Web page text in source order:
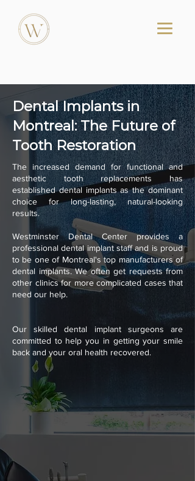
Dental Implants in
Montreal: The Future of
Tooth Restoration
The increased demand for functional and
aesthetic tooth replacements has
established dental implants as the dominant
choice for long-lasting, natural-looking
results.
Westminster Dental Center provides a
professional dental implant staff and is proud
to be one of Montreal's top manufacturers of
dental implants. We often get requests from
other clinics for more complicated cases that
need our help.
Our skilled dental implant surgeons are
committed to help you in getting your smile
back and your oral health recovered.